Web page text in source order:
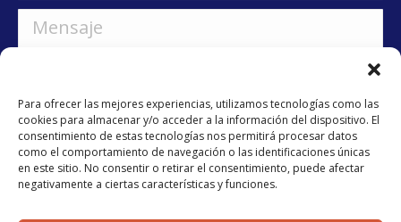
Para ofrecer las mejores experiencias, utilizamos tecnologías como las
cookies para almacenar y/o acceder a la información del dispositivo. El
consentimiento de estas tecnologías nos permitirá procesar datos
como el comportamiento de navegación o las identificaciones únicas
en este sitio. No consentir o retirar el consentimiento, puede afectar
negativamente a ciertas características y funciones.
He leído y acepto lapolítica de privacidad